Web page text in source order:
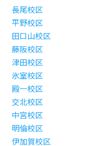
長尾校区
平野校区
田口山校区
藤阪校区
津田校区
氷室校区
殿一校区
交北校区
中宮校区
明倫校区
伊加賀校区